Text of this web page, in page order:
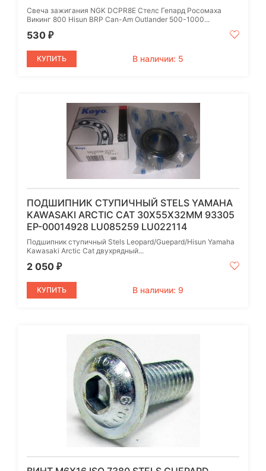
Свеча зажигания NGK DCPR8E Стелс Гепард Росомаха
Викинг 800 Hisun BRP Can-Am Outlander 500-1000...
530 ₽
КУПИТЬ В наличии: 5
ПОДШИПНИК СТУПИЧНЫЙ STELS YAMAHA
KAWASAKI ARCTIC CAT 30Х55Х32ММ 93305
EP-00014928 LU085259 LU022114
Подшипник ступичный Stels Leopard/Guepard/Hisun Yamaha
Kawasaki Arctic Cat двухрядный...
2 050 ₽
КУПИТЬ В наличии: 9